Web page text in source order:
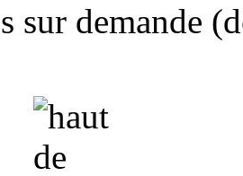
sur demande